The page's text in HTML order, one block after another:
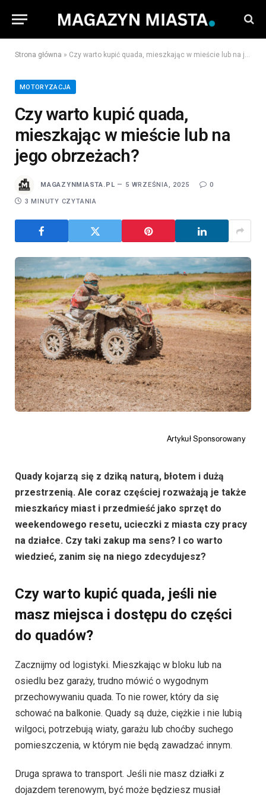
Strona główna » Czy warto kupić quada, mieszkając w mieście lub na jego obrzeżach?
MOTORYZACJA
Czy warto kupić quada,
mieszkając w mieście lub na
jego obrzeżach?
MAGAZYNMIASTA.PL 5 WRZEŚNIA, 2025 0
3 MINUTY CZYTANIA
Quady kojarzą się z dziką naturą, błotem i dużą
przestrzenią. Ale coraz częściej rozważają je także
mieszkańcy miast i przedmieść jako sprzęt do
weekendowego resetu, ucieczki z miasta czy pracy
na działce. Czy taki zakup ma sens? I co warto
wiedzieć, zanim się na niego zdecydujesz?
Czy warto kupić quada, jeśli nie
masz miejsca i dostępu do części
do quadów?
Zacznijmy od logistyki. Mieszkając w bloku lub na
osiedlu bez garaży, trudno mówić o wygodnym
przechowywaniu quada. To nie rower, który da się
schować na balkonie. Quady są duże, ciężkie i nie lubią
wilgoci, potrzebują wiaty, garażu lub choćby suchego
pomieszczenia, w którym nie będą zawadzać innym.
Druga sprawa to transport. Jeśli nie masz działki z
dojazdem terenowym, być może będziesz musiał